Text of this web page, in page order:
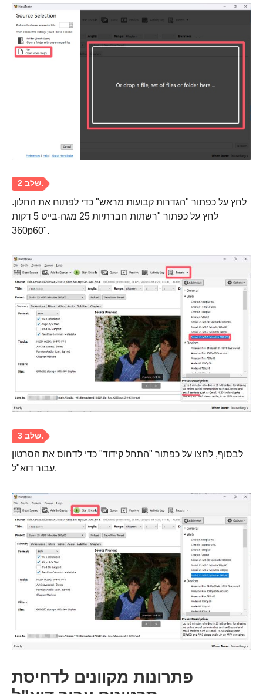
לחץ על כפתור "הגדרות קבועות מראש" כדי לפתוח את החלון.
לחץ על כפתור "רשתות חברתיות 25 מגה-בייט 5 דקות
360p60".
לבסוף, לחצו על כפתור "התחל קידוד" כדי לדחוס את הסרטון
עבור דוא"ל.
פתרונות מקוונים לדחיסת